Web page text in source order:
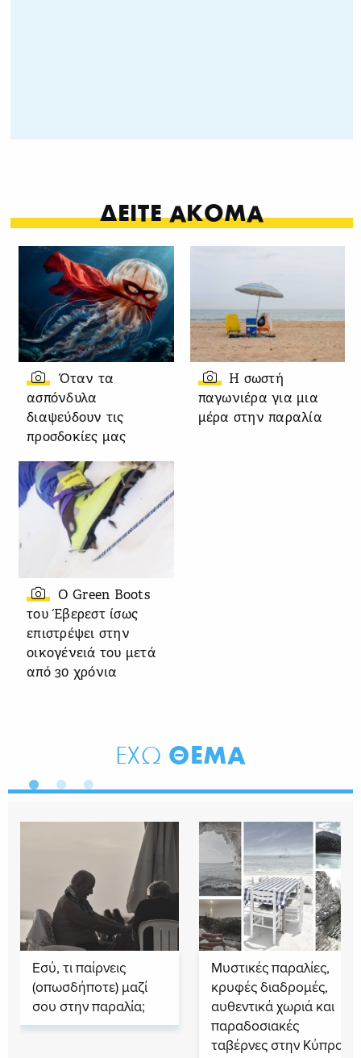
ΔΕΙΤΕ ΑΚΟΜΑ
Όταν τα
ασπόνδυλα
διαψεύδουν τις
προσδοκίες μας
Η σωστή
παγωνιέρα για μια
μέρα στην παραλία
Ο Green Boots
του Έβερεστ ίσως
επιστρέψει στην
οικογένειά του μετά
από 30 χρόνια
ΕΧΩ ΘΕΜΑ
Εσύ, τι παίρνεις
(οπωσδήποτε) μαζί
σου στην παραλία;
Μυστικές παραλίες,
κρυφές διαδρομές,
αυθεντικά χωριά και
παραδοσιακές
ταβέρνες στην Κύπρο